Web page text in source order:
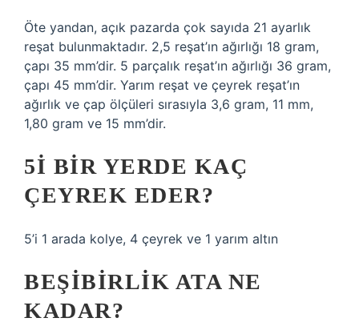
Öte yandan, açık pazarda çok sayıda 21 ayarlık
reşat bulunmaktadır. 2,5 reşat’ın ağırlığı 18 gram,
çapı 35 mm’dir. 5 parçalık reşat’ın ağırlığı 36 gram,
çapı 45 mm’dir. Yarım reşat ve çeyrek reşat’ın
ağırlık ve çap ölçüleri sırasıyla 3,6 gram, 11 mm,
1,80 gram ve 15 mm’dir.
5I BIR YERDE KAÇ
ÇEYREK EDER?
5’i 1 arada kolye, 4 çeyrek ve 1 yarım altın
BEŞIBIRLIK ATA NE
KADAR?